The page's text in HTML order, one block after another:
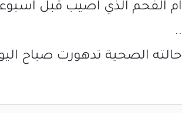
ام الفحم الذي اصيب قبل
..
حالته الصحية تدهورت صباح